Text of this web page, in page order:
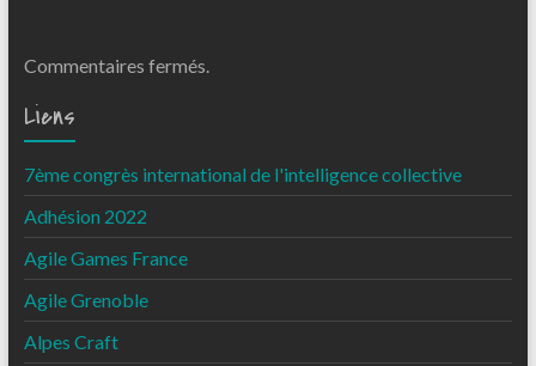
Commentaires fermés.
Liens
7ème congrès international de l'intelligence collective
Adhésion 2022
Agile Games France
Agile Grenoble
Alpes Craft